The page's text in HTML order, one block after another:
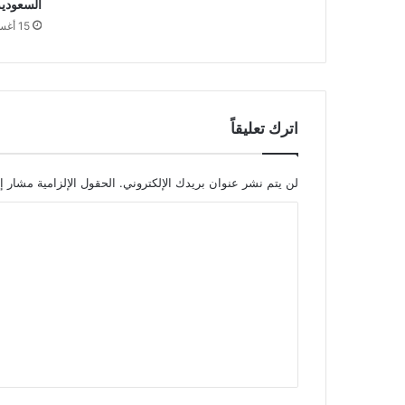
15 أغسطس,2017
اترك تعليقاً
لن يتم نشر عنوان بريدك الإلكتروني. الحقول الإلزامية مشار